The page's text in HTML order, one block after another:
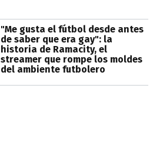
"Me gusta el fútbol desde antes
de saber que era gay": la
historia de Ramacity, el
streamer que rompe los moldes
del ambiente futbolero